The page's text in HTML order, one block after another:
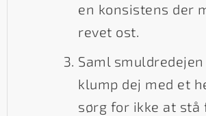
en konsistens der
revet ost.
Saml
klump dej med et
sørg for ikke at